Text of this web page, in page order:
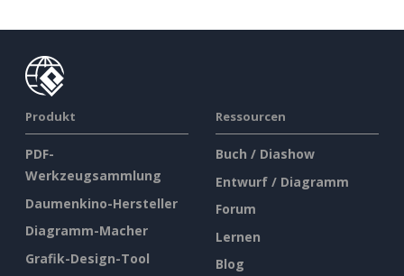
Produkt
PDF-
Werkzeugsammlung
Daumenkino-Hersteller
Diagramm-Macher
Grafik-Design-Tool
Ressourcen
Buch / Diashow
Entwurf / Diagramm
Forum
Lernen
Blog